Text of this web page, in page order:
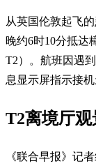
从英国伦敦起飞的
晚约6时10分抵达
T2）。航班因遇
息显示屏指示接
T2离境厅
《联合早报》记